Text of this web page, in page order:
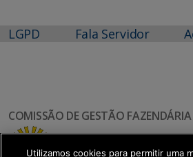
LGPD Fala Servidor
COMISSÃO DE GESTÃO FAZENDÁRIA
Utilizamos cookies para permitir uma